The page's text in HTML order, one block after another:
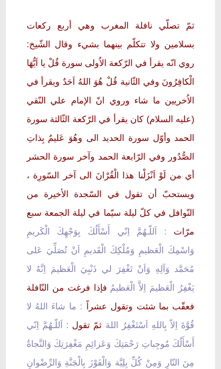
ثمّ تصلّي نافلة المغرب وهي أربع ركعات
بسلامين ولا تتكلّم بينهما بشيء وقال الشّيخ:
روي انّه يقرأ في الرّكعة الاُولى سورة قُلْ يا اَيُّهَا
الْكافِرُونَ وفي الثّانية قُلْ هُوَ اللهُ اَحَدٌ ويقرأ في
الاُخريين ما شاء وروي انّ الإمام علي النّقي
(عليه السلام) كان يقرأ في الرّكعة الثّالثة سورة
الحمد وأوّل سورة الحديد الى وهُوَ عَليمٌ بِذاتِ
الصُّدُور وفي الرّابعة الحمد وآخر سورة الحشر
أي من لَوْ اَنْزَلْنا هذا الْقُرْانَ الى آخر السّورِة ،
ويستحبّ أن تقول في السّجدة الأخيرة من
النّوافل في كلّ ليلة سيّما في ليلة الجمعة سبع
مرّات : اَللّـهُمَّ اِنّي أَسْأَلُكَ بِوَجْهِكَ الْكَريمِ
وَاسْمِكَ الْعَظيمِ وَمُلْكِكَ الْقَديمِ اَنْ تُصَلِّيَ عَلى
مُحَمَّد وَآلِهِ وَاَنْ تَغْفِرَ لي ذَنْبِيَ الْعَظيمَ اِنَّهُ لا
يَغْفِرُ الْعَظيمَ اِلاَّ الْعَظيمُ فإذا فرغت من النّافلة
فعقّب بما شئت وتقول عشراً : ما شاءَ اللهُ لا
قُوَّةَ اِلاّ بِاللهِ اَسْتَغْفِرُ اللهَ ثمّ تقول : اَللّـهُمَّ اِنّي
أَسْأَلُكَ مُوجِباتِ رَحْمَتِكَ وَعَزائِمِ مَغْفِرَتِكَ وَالنَّجاةُ
مِنَ النّارِ وَمِنْ كُلِّ بِلِيَّة وَالْفَوْزَ بِالْجَنَّةِ وَالرِّضْوانِ